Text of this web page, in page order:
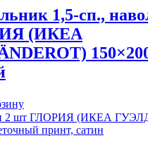
1,5-сп.,
(ИКЕА